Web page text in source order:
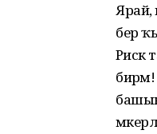
Ярай,
бер